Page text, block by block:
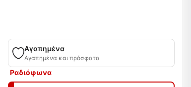
Αγαπημένα
Αγαπημένα και πρόσφατα
Ραδιόφωνα